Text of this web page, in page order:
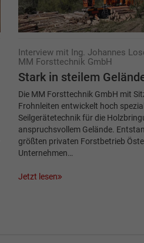
Interview mit Ing. Johannes
MM Forsttechnik GmbH
Stark in steilem
Die MM Forsttechnik GmbH mit
Frohn­leiten entwickelt hoch
Seilgerätetechnik für die
anspruchsvollem Gelände.
größten privaten Forstbetrieb
Unternehmen…
Jetzt lesen